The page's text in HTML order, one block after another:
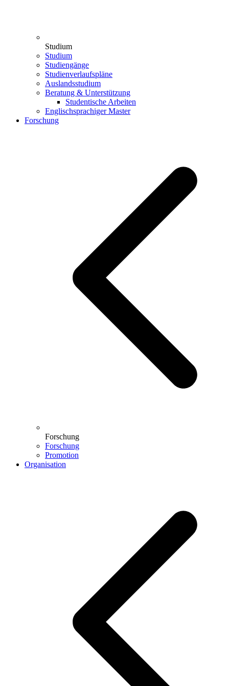
Studium
Studium
Studiengänge
Studienverlaufspläne
Auslandsstudium
Beratung & Unterstützung
Studentische Arbeiten
Englischsprachiger Master
Forschung
Forschung
Forschung
Promotion
Organisation